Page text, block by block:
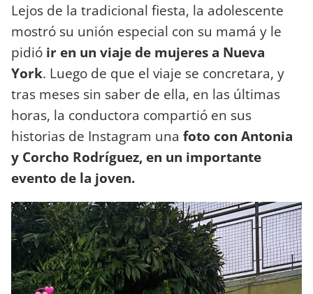
Lejos de la tradicional fiesta, la adolescente
mostró su unión especial con su mamá y le
pidió ir en un viaje de mujeres a Nueva
York. Luego de que el viaje se concretara, y
tras meses sin saber de ella, en las últimas
horas, la conductora compartió en sus
historias de Instagram una foto con Antonia
y Corcho Rodríguez, en un importante
evento de la joven.